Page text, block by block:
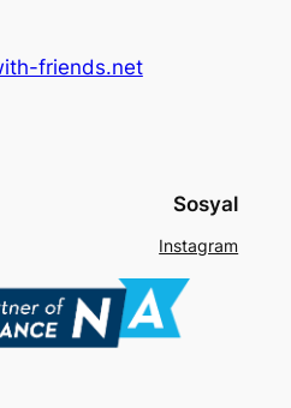
friends.net
Sosyal
Instagram